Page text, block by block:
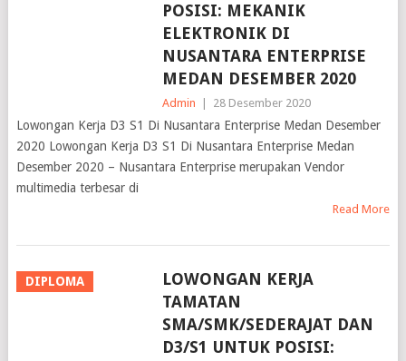
ELEKTRONIK DI
NUSANTARA ENTERPRISE
MEDAN DESEMBER 2020
Admin | 28 Desember 2020
Lowongan Kerja D3 S1 Di Nusantara Enterprise Medan Desember
2020 Lowongan Kerja D3 S1 Di Nusantara Enterprise Medan
Desember 2020 – Nusantara Enterprise merupakan Vendor
multimedia terbesar di
TAMATAN
SMA/SMK/SEDERAJAT DAN
D3/S1 UNTUK POSISI:
PRAMUNIAGA, KEPALA